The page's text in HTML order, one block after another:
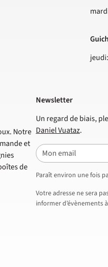
Notre
et
de
Newsletter
Un regard de biais,
Daniel Vuataz.
E-mail
Paraît environ une fois
Votre adresse ne sera
informer d’évènements